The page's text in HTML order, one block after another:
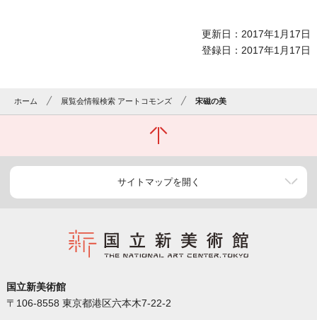
更新日：2017年1月17日
登録日：2017年1月17日
ホーム 展覧会情報検索 アートコモンズ 宋磁の美
サイトマップを開く
国立新美術館
〒106-8558 東京都港区六本木7-22-2